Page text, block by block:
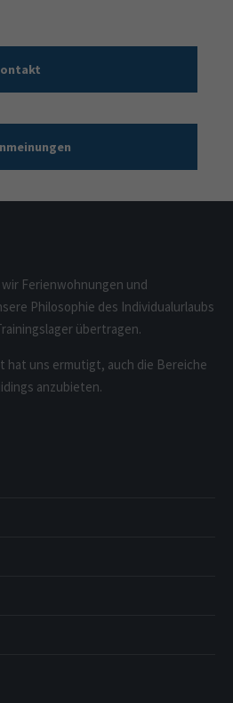
Ferienwohnungen und
Philosophie des Individualurlaubs
übertragen.
hat uns ermutigt, auch die Bereiche
anzubieten.